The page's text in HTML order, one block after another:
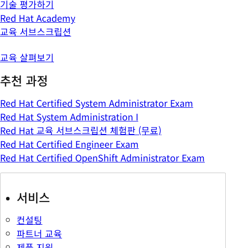
기술 평가하기
Red Hat Academy
교육 서브스크립션
교육 살펴보기
추천 과정
Red Hat Certified System Administrator Exam
Red Hat System Administration I
Red Hat 교육 서브스크립션 체험판 (무료)
Red Hat Certified Engineer Exam
Red Hat Certified OpenShift Administrator Exam
서비스
컨설팅
파트너 교육